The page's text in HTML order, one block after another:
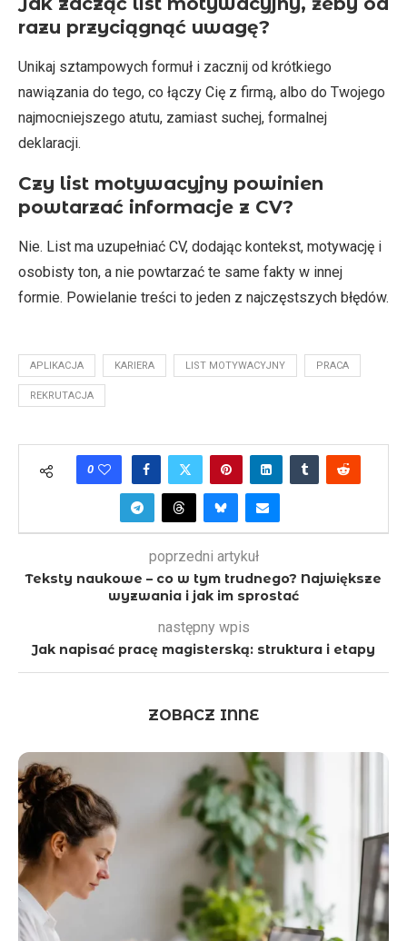
razu przyciągnąć uwagę?
Unikaj sztampowych formuł i zacznij od krótkiego
nawiązania do tego, co łączy Cię z firmą, albo do Twojego
najmocniejszego atutu, zamiast suchej, formalnej
deklaracji.
Czy list motywacyjny powinien
powtarzać informacje z CV?
Nie. List ma uzupełniać CV, dodając kontekst, motywację i
osobisty ton, a nie powtarzać te same fakty w innej
formie. Powielanie treści to jeden z najczęstszych błędów.
APLIKACJA KARIERA LIST MOTYWACYJNY PRACA
REKRUTACJA
0
poprzedni artykuł
Teksty naukowe – co w tym trudnego? Największe
wyzwania i jak im sprostać
następny wpis
Jak napisać pracę magisterską: struktura i etapy
ZOBACZ INNE